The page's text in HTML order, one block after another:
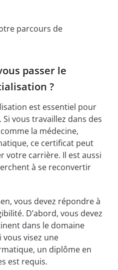
parcours de
passer le
?
est essentiel pour
vous travaillez dans des
la médecine,
ce certificat peut
votre carrière. Il est aussi
à se reconvertir
vous devez répondre à
D’abord, vous devez
dans le domaine
vous visez une
un diplôme en
est requis.